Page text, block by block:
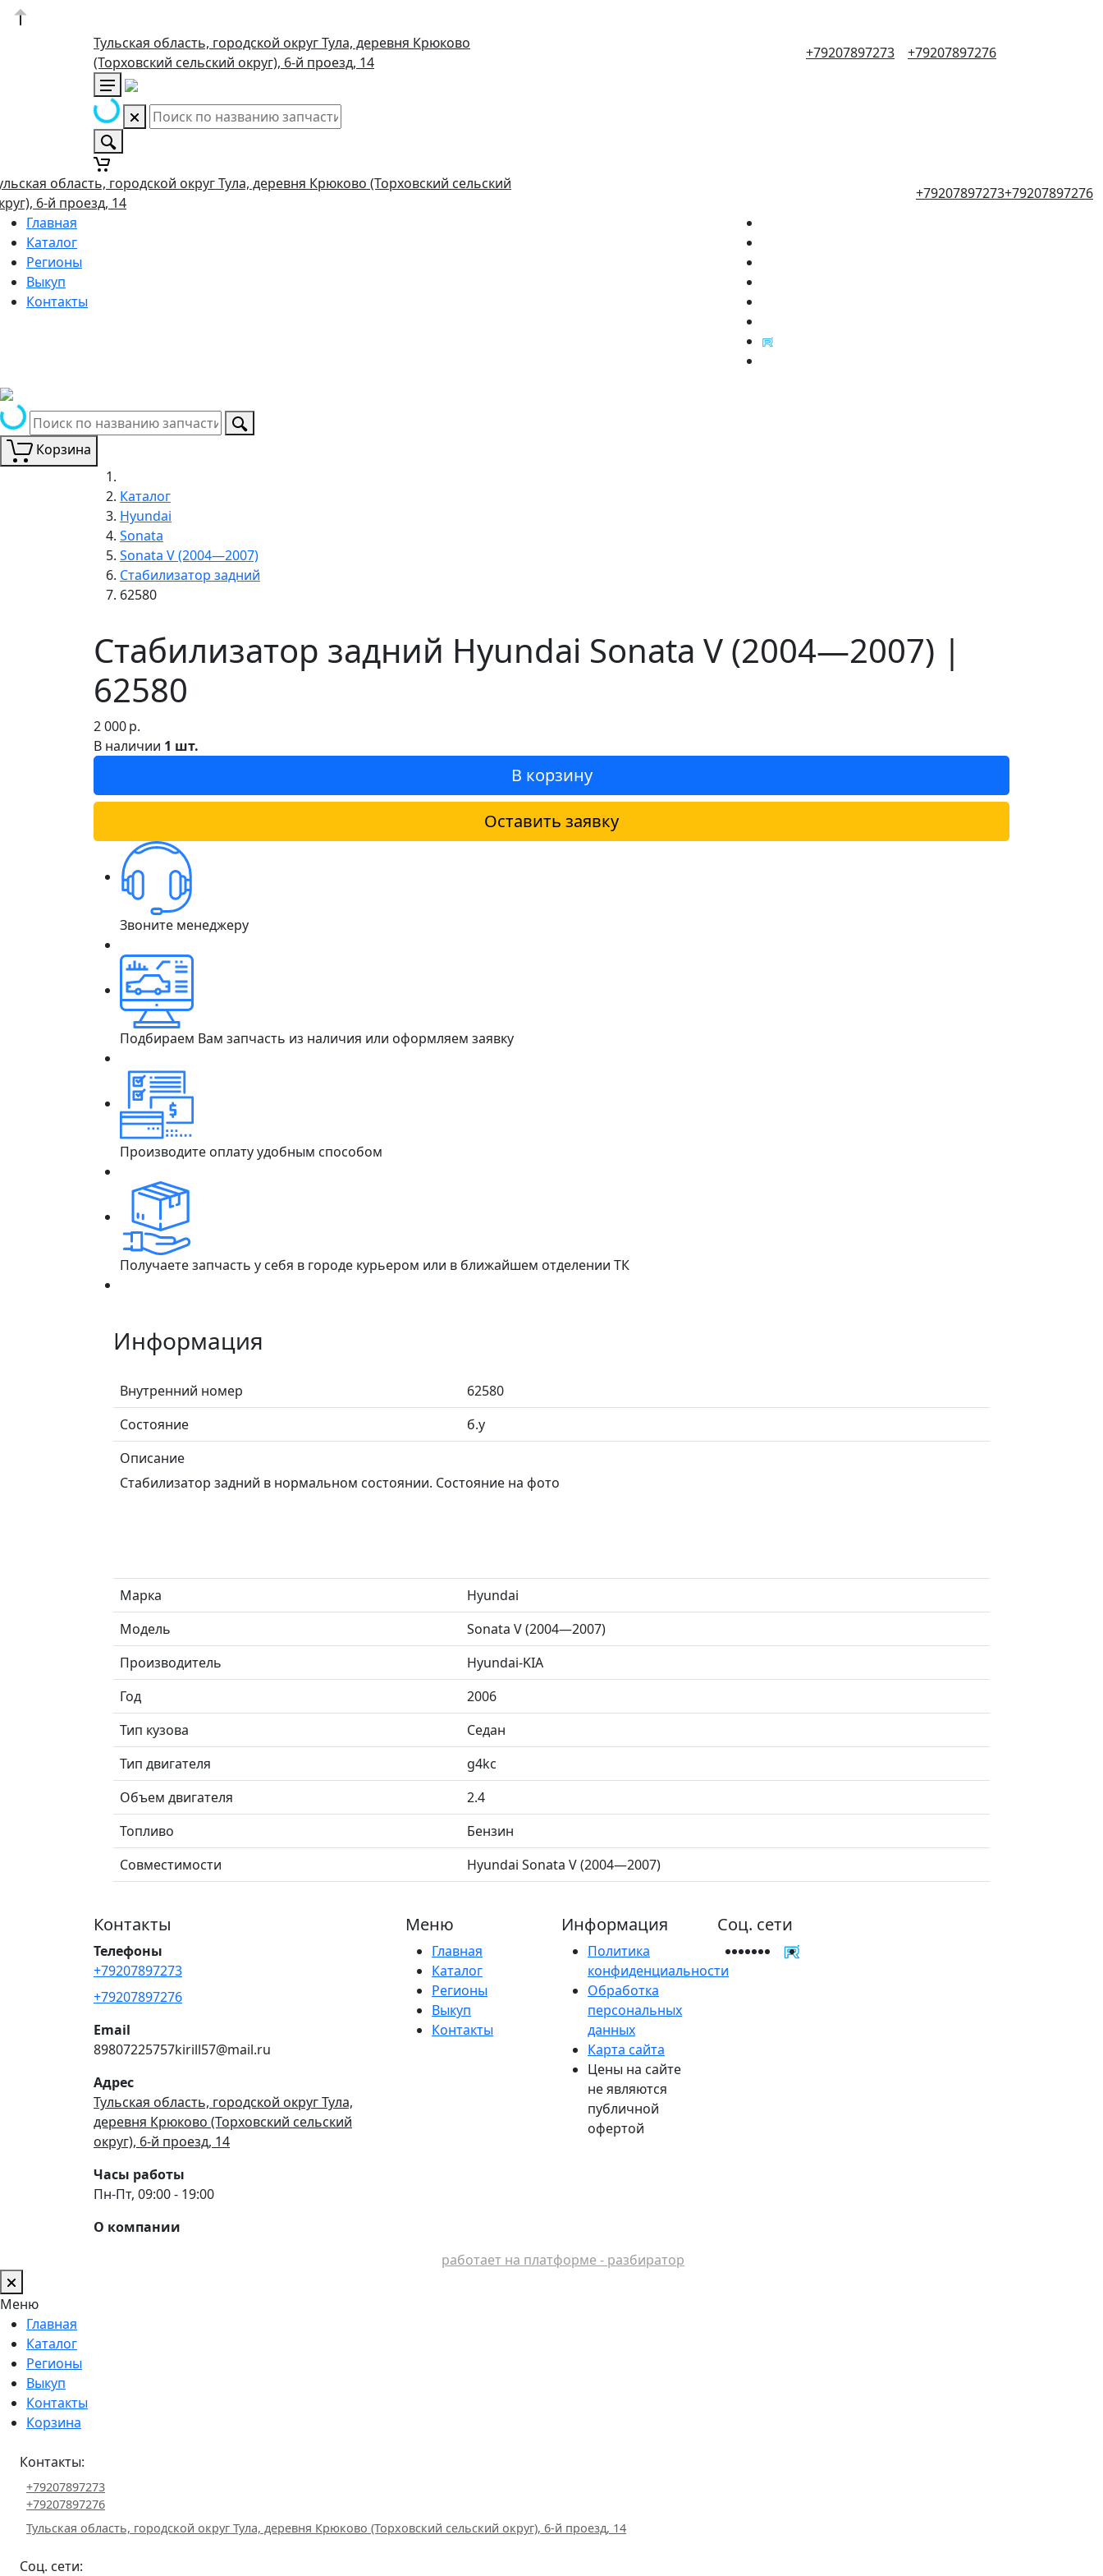
Тульская область, городской округ Тула, деревня Крюково
(Торховский сельский округ), 6-й проезд, 14
+79207897273 +79207897276
область, городской округ Тула, деревня Крюково (Торховский сельский
6-й проезд, 14
+79207897273+79207897276
Главная
Каталог
Регионы
Выкуп
Контакты
Корзина
Каталог
Hyundai
Sonata
Sonata V (2004—2007)
Стабилизатор задний
62580
Стабилизатор задний Hyundai Sonata V (2004—2007) |
62580
2 000р.
В наличии 1 шт.
В корзину
Оставить заявку
Звоните менеджеру
Подбираем Вам запчасть из наличия или оформляем заявку
Производите оплату удобным способом
Получаете запчасть у себя в городе курьером или в ближайшем отделении ТК
Информация
Внутренний номер
62580
Состояние
б.у
Описание
Стабилизатор задний в нормальном состоянии. Состояние на фото
Марка
Hyundai
Модель
Sonata V (2004—2007)
Производитель
Hyundai-KIA
Год
2006
Тип кузова
Седан
Тип двигателя
g4kc
Объем двигателя
2.4
Топливо
Бензин
Совместимости
Hyundai Sonata V (2004—2007)
Контакты
Телефоны
+79207897273
+79207897276
Email
89807225757kirill57@mail.ru
Адрес
Тульская область, городской округ Тула,
деревня Крюково (Торховский сельский
округ), 6-й проезд, 14
Часы работы
Пн-Пт, 09:00 - 19:00
О компании
Меню
Главная
Каталог
Регионы
Выкуп
Контакты
Информация
Политика
конфиденциальности
Обработка
персональных
данных
Карта сайта
Цены на сайте
не являются
публичной
офертой
Соц. сети
работает на платформе - разбиратор
Меню
Главная
Каталог
Регионы
Выкуп
Контакты
Корзина
Контакты:
+79207897273
+79207897276
Тульская область, городской округ Тула, деревня Крюково (Торховский сельский округ), 6-й проезд, 14
Соц. сети: